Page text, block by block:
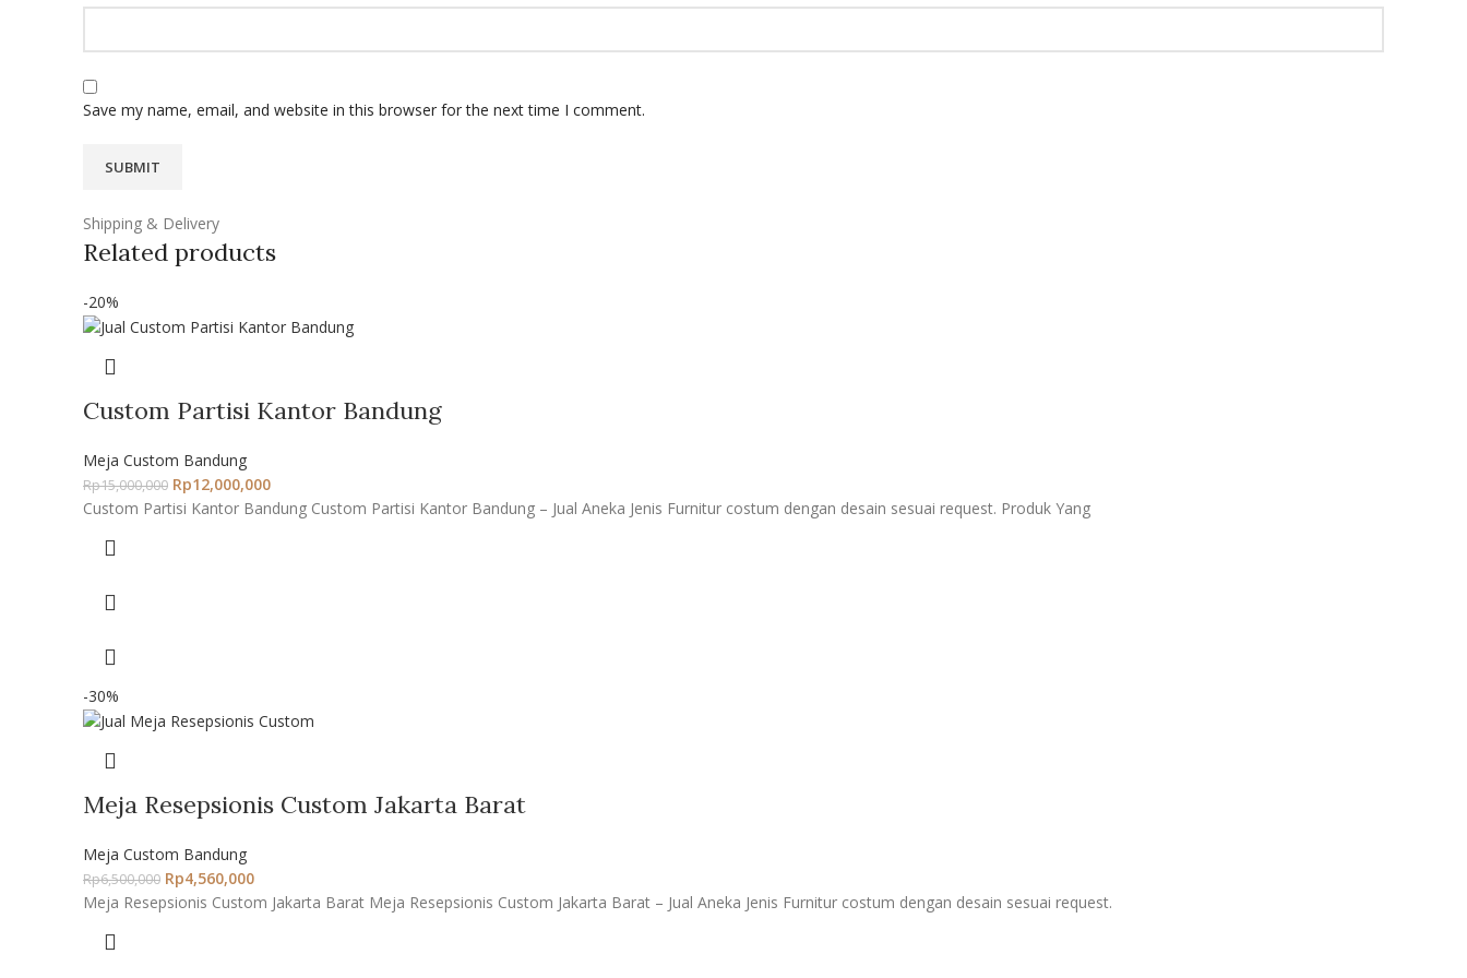
Save my name, email, and website in this browser for the next time I comment.
Shipping & Delivery
Related products
-20%
Custom Partisi Kantor Bandung
Meja Custom Bandung
Rp15,000,000 Rp12,000,000
Custom Partisi Kantor Bandung Custom Partisi Kantor Bandung – Jual Aneka Jenis Furnitur costum dengan desain sesuai request. Produk Yang
-30%
Meja Resepsionis Custom Jakarta Barat
Meja Custom Bandung
Rp6,500,000 Rp4,560,000
Meja Resepsionis Custom Jakarta Barat Meja Resepsionis Custom Jakarta Barat – Jual Aneka Jenis Furnitur costum dengan desain sesuai request.